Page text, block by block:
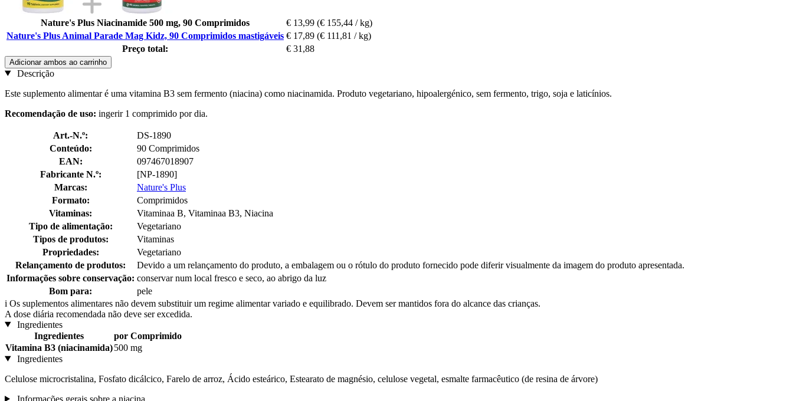
Nature's Plus Niacinamide 500 mg, 90 Comprimidos € 13,99 (€ 155,44 / kg)
Nature's Plus Animal Parade Mag Kidz, 90 Comprimidos mastigáveis € 17,89 (€ 111,81 / kg)
Preço total:
€ 31,88
Adicionar ambos ao carrinho
Descrição
Este suplemento alimentar é uma vitamina B3 sem fermento (niacina) como niacinamida. Produto vegetariano, hipoalergénico, sem fermento, trigo, soja e laticínios.
Recomendação de uso: ingerir 1 comprimido por dia.
Art.-N.º:
DS-1890
Conteúdo:
90 Comprimidos
EAN:
097467018907
Fabricante N.º:
[NP-1890]
Marcas:
Nature's Plus
Formato:
Comprimidos
Vitaminas:
Vitaminaa B, Vitaminaa B3, Niacina
Tipo de alimentação:
Vegetariano
Tipos de produtos:
Vitaminas
Propriedades:
Vegetariano
Relançamento de produtos:
Devido a um relançamento do produto, a embalagem ou o rótulo do produto fornecido pode diferir visualmente da imagem do produto apresentada.
Informações sobre conservação: conservar num local fresco e seco, ao abrigo da luz
Bom para:
pele
i Os suplementos alimentares não devem substituir um regime alimentar variado e equilibrado. Devem ser mantidos fora do alcance das crianças.
A dose diária recomendada não deve ser excedida.
Ingredientes
Ingredientes
por Comprimido
Vitamina B3 (niacinamida)500 mg
Ingredientes
Celulose microcristalina, Fosfato dicálcico, Farelo de arroz, Ácido esteárico, Estearato de magnésio, celulose vegetal, esmalte farmacêutico (de resina de árvore)
Informações gerais sobre a niacina